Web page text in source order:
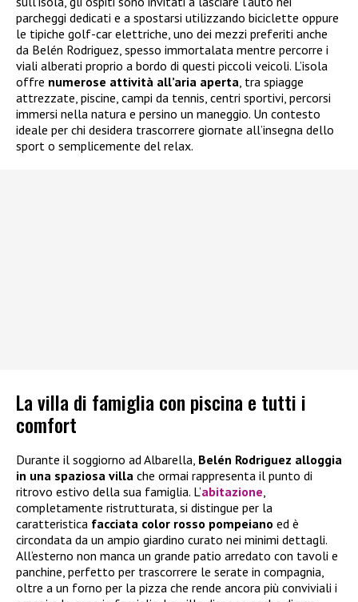
parcheggi dedicati e a spostarsi utilizzando biciclette oppure
le tipiche golf-car elettriche, uno dei mezzi preferiti anche
da Belén Rodriguez, spesso immortalata mentre percorre i
viali alberati proprio a bordo di questi piccoli veicoli. L’isola
offre numerose attività all’aria aperta , tra spiagge
attrezzate, piscine, campi da tennis, centri sportivi, percorsi
immersi nella natura e persino un maneggio. Un contesto
ideale per chi desidera trascorrere giornate all’insegna dello
sport o semplicemente del relax.
La villa di famiglia con piscina e tutti i
comfort
Durante il soggiorno ad Albarella, Belén Rodriguez alloggia
in una spaziosa villa che ormai rappresenta il punto di
ritrovo estivo della sua famiglia. L’abitazione
completamente ristrutturata, si distingue per la
caratteristica facciata color rosso pompeiano ed è
circondata da un ampio giardino curato nei minimi dettagli.
All’esterno non manca un grande patio arredato con tavoli e
panchine, perfetto per trascorrere le serate in compagnia,
oltre a un forno per la pizza che rende ancora più conviviali i